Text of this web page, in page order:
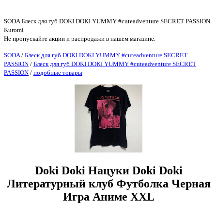
SODA Блеск для губ DOKI DOKI YUMMY #cuteadventure SECRET PASSION
Kuromi
Не пропускайте акции и распродажи в нашем магазине.
SODA / Блеск для губ DOKI DOKI YUMMY #cuteadventure SECRET
PASSION / Блеск для губ DOKI DOKI YUMMY #cuteadventure SECRET
PASSION / подобные товары
Doki Doki Нацуки Doki Doki
Литературный клуб Футболка Черная
Игра Аниме XXL